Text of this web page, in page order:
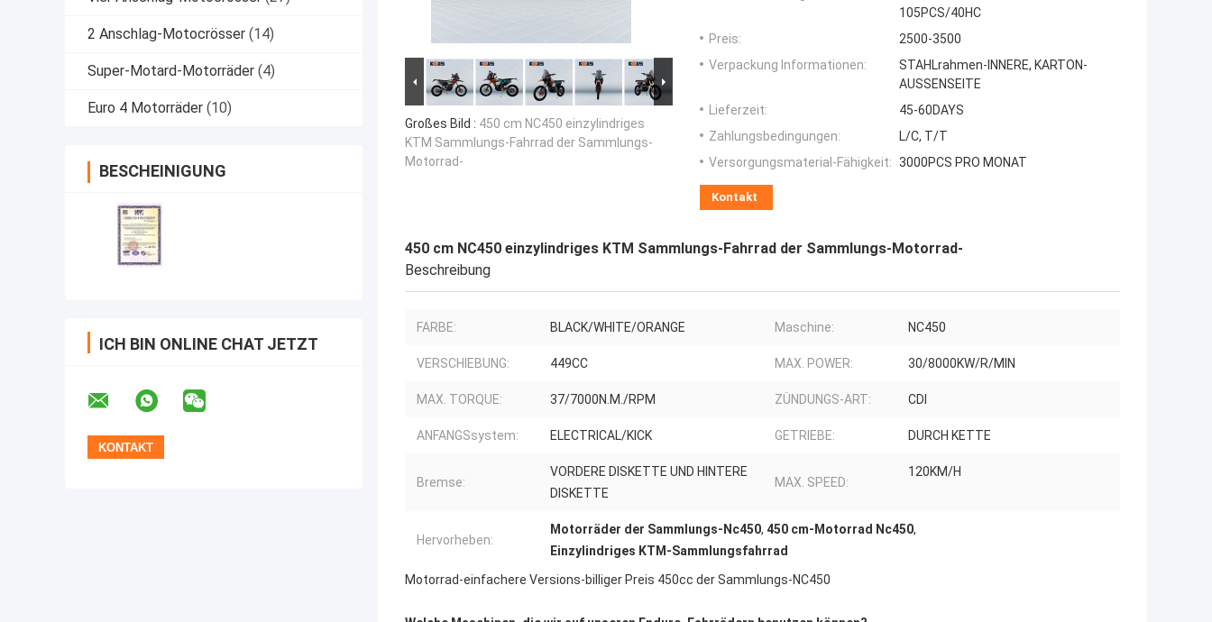
2 Anschlag-Motocrösser (14)
Super-Motard-Motorräder (4)
Euro 4 Motorräder (10)
BESCHEINIGUNG
ICH BIN ONLINE CHAT JETZT
Großes Bild : 450 cm NC450 einzylindriges
KTM Sammlungs-Fahrrad der Sammlungs-
Motorrad-
105PCS/40HC
Preis:
2500-3500
Verpackung Informationen:
STAHLrahmen-INNERE, KARTON-
AUSSENSEITE
Lieferzeit:
45-60DAYS
Zahlungsbedingungen:
L/C, T/T
Versorgungsmaterial-Fähigkeit: 3000PCS PRO MONAT
Kontakt
450 cm NC450 einzylindriges KTM Sammlungs-Fahrrad der Sammlungs-Motorrad-
Beschreibung
FARBE: BLACK/WHITE/ORANGE Maschine: NC450
VERSCHIEBUNG: 449CC MAX. POWER: 30/8000KW/R/MIN
MAX. TORQUE: 37/7000N.M./RPM ZÜNDUNGS-ART: CDI
ANFANGSsystem: ELECTRICAL/KICK GETRIEBE: DURCH KETTE
Bremse:
VORDERE DISKETTE UND HINTERE
DISKETTE
MAX. SPEED:
120KM/H
Hervorheben:
Motorräder der Sammlungs-Nc450, 450 cm-Motorrad Nc450,
Einzylindriges KTM-Sammlungsfahrrad
Motorrad-einfachere Versions-billiger Preis 450cc der Sammlungs-NC450